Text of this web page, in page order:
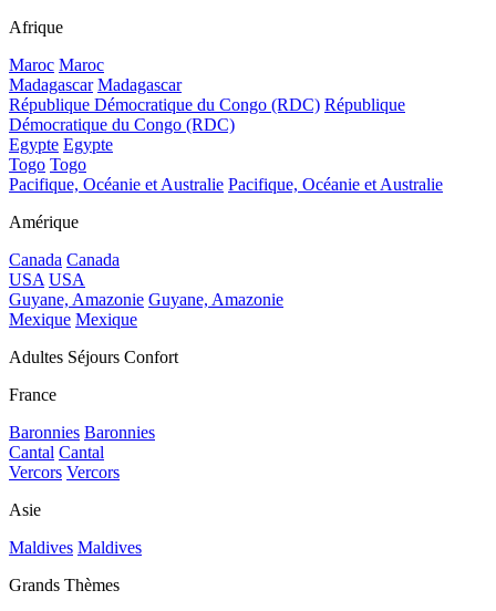
Afrique
Maroc Maroc
Madagascar Madagascar
République Démocratique du Congo (RDC) République
Démocratique du Congo (RDC)
Egypte Egypte
Togo Togo
Pacifique, Océanie et Australie Pacifique, Océanie et Australie
Amérique
Canada Canada
USA USA
Guyane, Amazonie Guyane, Amazonie
Mexique Mexique
Adultes Séjours Confort
France
Baronnies Baronnies
Cantal Cantal
Vercors Vercors
Asie
Maldives Maldives
Grands Thèmes